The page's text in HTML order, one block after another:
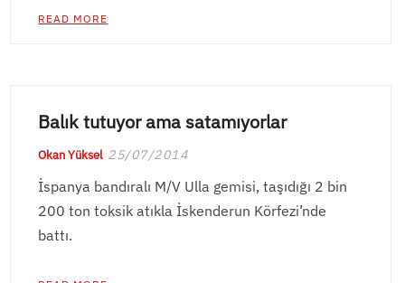
READ MORE
Balık tutuyor ama satamıyorlar
Okan Yüksel 25/07/2014
İspanya bandıralı M/V Ulla gemisi, taşıdığı 2 bin
200 ton toksik atıkla İskenderun Körfezi’nde
battı.